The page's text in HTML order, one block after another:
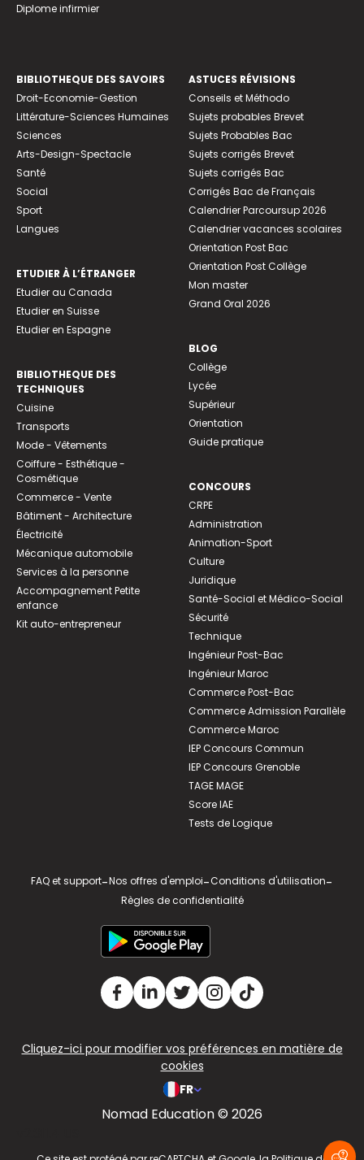
Diplome infirmier
BIBLIOTHEQUE DES SAVOIRS
Droit-Economie-Gestion
Littérature-Sciences Humaines
Sciences
Arts-Design-Spectacle
Santé
Social
Sport
Langues
ETUDIER À L’ÉTRANGER
Etudier au Canada
Etudier en Suisse
Etudier en Espagne
BIBLIOTHEQUE DES
TECHNIQUES
Cuisine
Transports
Mode - Vêtements
Coiffure - Esthétique -
Cosmétique
Commerce - Vente
Bâtiment - Architecture
Électricité
Mécanique automobile
Services à la personne
Accompagnement Petite
enfance
Kit auto-entrepreneur
ASTUCES RÉVISIONS
Conseils et Méthodo
Sujets probables Brevet
Sujets Probables Bac
Sujets corrigés Brevet
Sujets corrigés Bac
Corrigés Bac de Français
Calendrier Parcoursup 2026
Calendrier vacances scolaires
Orientation Post Bac
Orientation Post Collège
Mon master
Grand Oral 2026
BLOG
Collège
Lycée
Supérieur
Orientation
Guide pratique
CONCOURS
CRPE
Administration
Animation-Sport
Culture
Juridique
Santé-Social et Médico-Social
Sécurité
Technique
Ingénieur Post-Bac
Ingénieur Maroc
Commerce Post-Bac
Commerce Admission Parallèle
Commerce Maroc
IEP Concours Commun
IEP Concours Grenoble
TAGE MAGE
Score IAE
Tests de Logique
FAQ et support-Nos offres d'emploi-Conditions d'utilisation-
Règles de confidentialité
Cliquez-ici pour modifier vos préférences en matière de
cookies
FR
Nomad Education © 2026